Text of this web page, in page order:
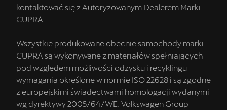
kontaktować się z Autoryzowanym Dealerem Marki
CUPRA.
Wszystkie produkowane obecnie samochody marki
CUPRA są wykonywane z materiałów spełniających
pod względem możliwości odzysku i recyklingu
wymagania określone w normie ISO 22628 i są zgodne
z europejskimi świadectwami homologacji wydanymi
wg dyrektywy 2005/64/WE. Volkswagen Group